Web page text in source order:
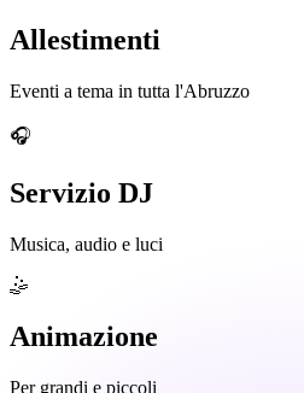
Allestimenti
Eventi a tema in tutta l'Abruzzo
🎧
Servizio DJ
Musica, audio e luci
🤹
Animazione
Per grandi e piccoli